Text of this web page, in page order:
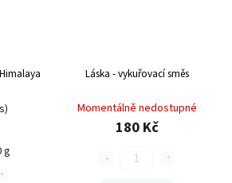
g
Láska - vykuřovací směs
Momentálně nedostupné
180 Kč